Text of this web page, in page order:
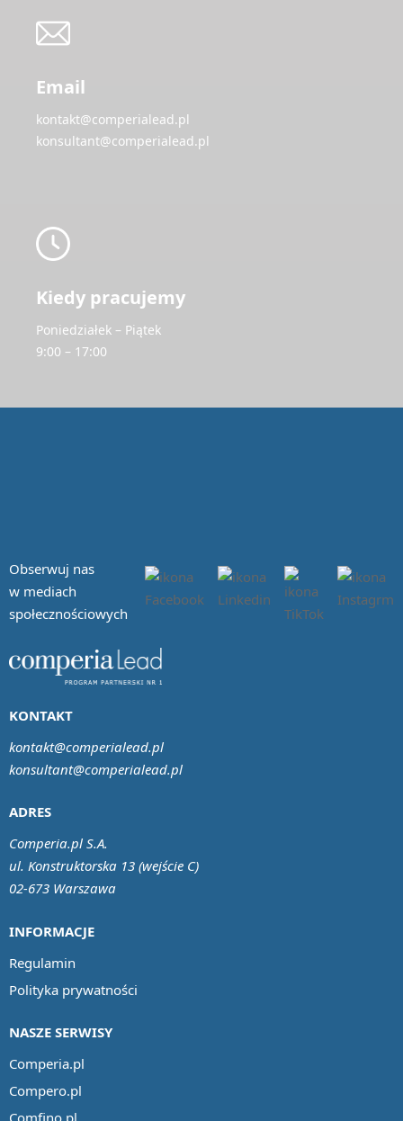
Email
kontakt@comperialead.pl
konsultant@comperialead.pl
Kiedy pracujemy
Poniedziałek – Piątek
9:00 – 17:00
Obserwuj nas
w mediach
społecznościowych
INFORMACJE
Regulamin
Polityka prywatności
NASZE SERWISY
Comperia.pl
Compero.pl
ADRES
Comperia.pl S.A.
ul. Konstruktorska 13 (wejście C)
02-673 Warszawa
KONTAKT
kontakt@comperialead.pl
konsultant@comperialead.pl